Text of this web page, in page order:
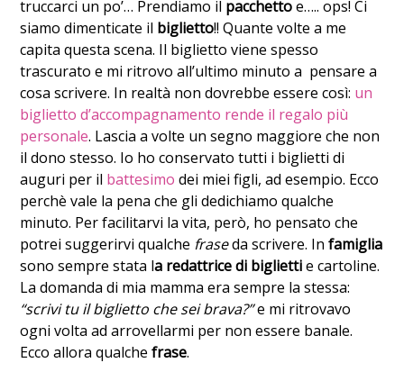
truccarci un po’… Prendiamo il pacchettoe….. ops! Ci
siamo dimenticate il biglietto!! Quante volte a me
capita questa scena. Il biglietto viene spesso
trascurato e mi ritrovo all’ultimo minuto a pensare a
cosa scrivere. In realtà non dovrebbe essere così: un
biglietto d’accompagnamento rende il regalo più
personale. Lascia a volte un segno maggiore che non
il dono stesso. Io ho conservato tutti i biglietti di
auguri per il battesimodei miei figli, ad esempio. Ecco
perchè vale la pena che gli dedichiamo qualche
minuto. Per facilitarvi la vita, però, ho pensato che
potrei suggerirvi qualche fraseda scrivere. Infamiglia
sono sempre stata la redattrice di bigliettie cartoline.
La domanda di mia mamma era sempre la stessa:
“scrivi tu il biglietto che sei brava?”e mi ritrovavo
ogni volta ad arrovellarmi per non essere banale.
Ecco allora qualchefrase.